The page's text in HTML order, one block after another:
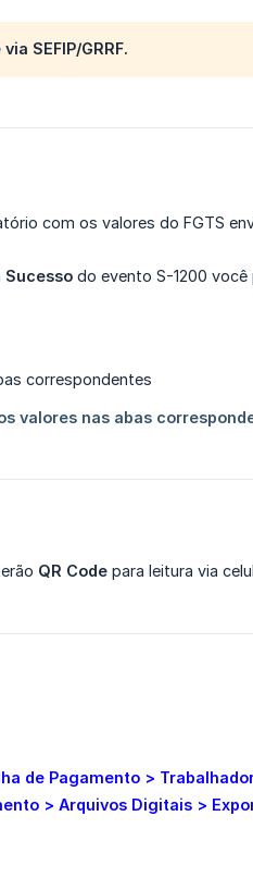
via SEFIP/GRRF.
com os valores do FGTS
Sucesso do evento S-1200 você
QR Code para leitura via
de Pagamento >
> Arquivos Digitais >